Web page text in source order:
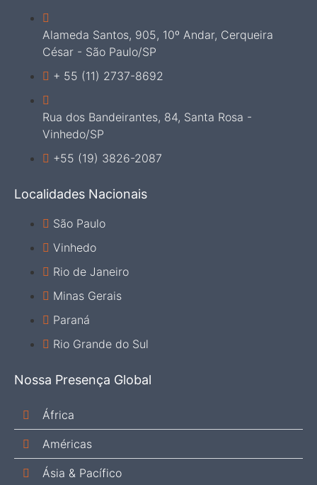
Alameda Santos, 905, 10º Andar, Cerqueira
César - São Paulo/SP
+ 55 (11) 2737-8692
Rua dos Bandeirantes, 84, Santa Rosa -
Vinhedo/SP
+55 (19) 3826-2087
Localidades Nacionais
São Paulo
Vinhedo
Rio de Janeiro
Minas Gerais
Paraná
Rio Grande do Sul
Nossa Presença Global
África
Américas
Ásia & Pacífico